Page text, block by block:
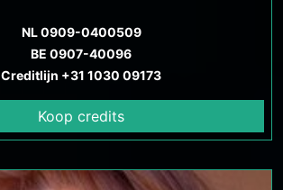
NL 0909-0400509
BE 0907-40096
Creditlijn +31 1030 09173
Koop credits